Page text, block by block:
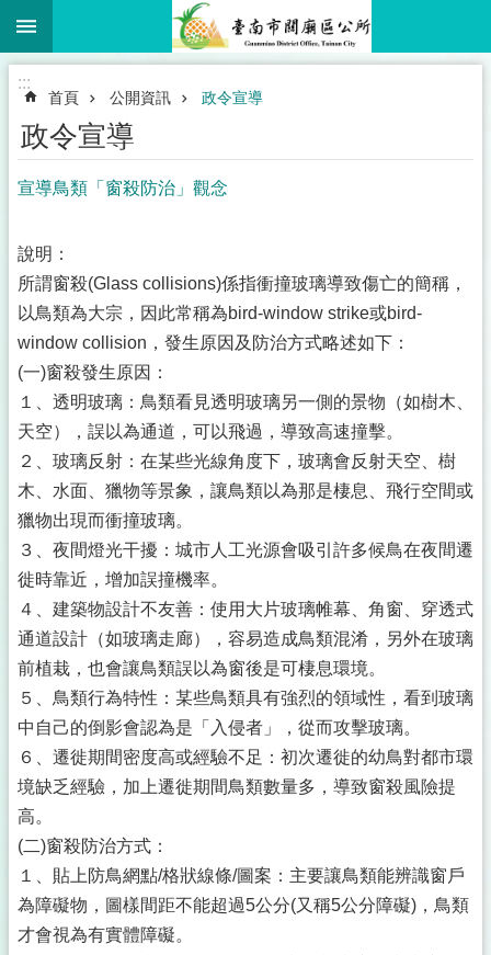
跳到主要內容區塊
:::
首頁 公開資訊 政令宣導
政令宣導
宣導鳥類「窗殺防治」觀念
說明：
所謂窗殺(Glass collisions)係指衝撞玻璃導致傷亡的簡稱，
以鳥類為大宗，因此常稱為bird-window strike或bird-
window collision，發生原因及防治方式略述如下：
(一)窗殺發生原因：
１、透明玻璃：鳥類看見透明玻璃另一側的景物（如樹木、
天空），誤以為通道，可以飛過，導致高速撞擊。
２、玻璃反射：在某些光線角度下，玻璃會反射天空、樹
木、水面、獵物等景象，讓鳥類以為那是棲息、飛行空間或
獵物出現而衝撞玻璃。
３、夜間燈光干擾：城市人工光源會吸引許多候鳥在夜間遷
徙時靠近，增加誤撞機率。
４、建築物設計不友善：使用大片玻璃帷幕、角窗、穿透式
通道設計（如玻璃走廊），容易造成鳥類混淆，另外在玻璃
前植栽，也會讓鳥類誤以為窗後是可棲息環境。
５、鳥類行為特性：某些鳥類具有強烈的領域性，看到玻璃
中自己的倒影會認為是「入侵者」，從而攻擊玻璃。
６、遷徙期間密度高或經驗不足：初次遷徙的幼鳥對都市環
境缺乏經驗，加上遷徙期間鳥類數量多，導致窗殺風險提
高。
(二)窗殺防治方式：
１、貼上防鳥網點/格狀線條/圖案：主要讓鳥類能辨識窗戶
為障礙物，圖樣間距不能超過5公分(又稱5公分障礙)，鳥類
才會視為有實體障礙。